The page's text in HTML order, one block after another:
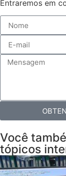
Entraremos em
Você
tópicos